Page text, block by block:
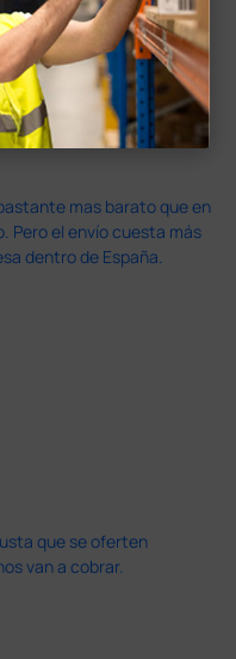
caro los portes y el
mas barato que en
Pero el envío cuesta más
dentro de España.
que se oferten
van a cobrar.